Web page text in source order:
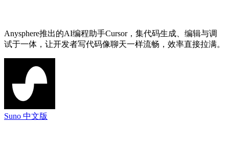
Anysphere推出的AI编程助手Cursor，集代码生成、编辑与调
试于一体，让开发者写代码像聊天一样流畅，效率直接拉满。
Suno 中文版